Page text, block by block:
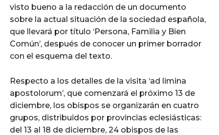
visto bueno a la redacción de un documento
sobre la actual situación de la sociedad española,
que llevará por título ‘Persona, Familia y Bien
Común’, después de conocer un primer borrador
con el esquema del texto.
Respecto a los detalles de la visita ‘ad limina
apostolorum’, que comenzará el próximo 13 de
diciembre, los obispos se organizarán en cuatro
grupos, distribuidos por provincias eclesiásticas:
del 13 al 18 de diciembre, 24 obispos de las